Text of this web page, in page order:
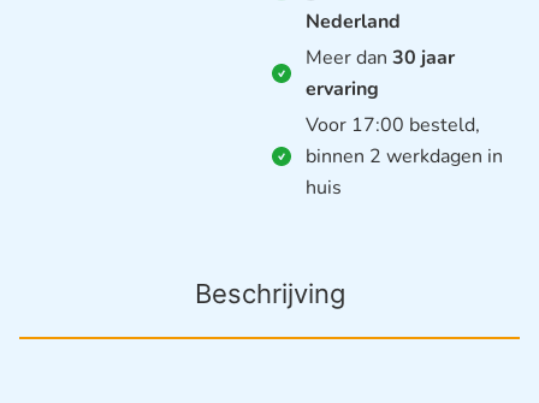
Nederland
Meer dan 30 jaar
ervaring
Voor 17:00 besteld,
binnen 2 werkdagen in
huis
Beschrijving